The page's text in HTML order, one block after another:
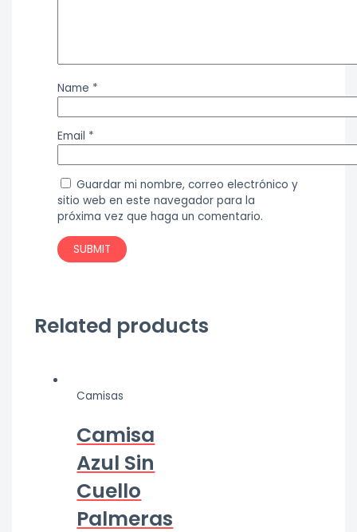
Name *
Email *
Guardar mi nombre, correo electrónico y
sitio web en este navegador para la
próxima vez que haga un comentario.
Related products
Camisas
Camisa
Azul Sin
Cuello
Palmeras